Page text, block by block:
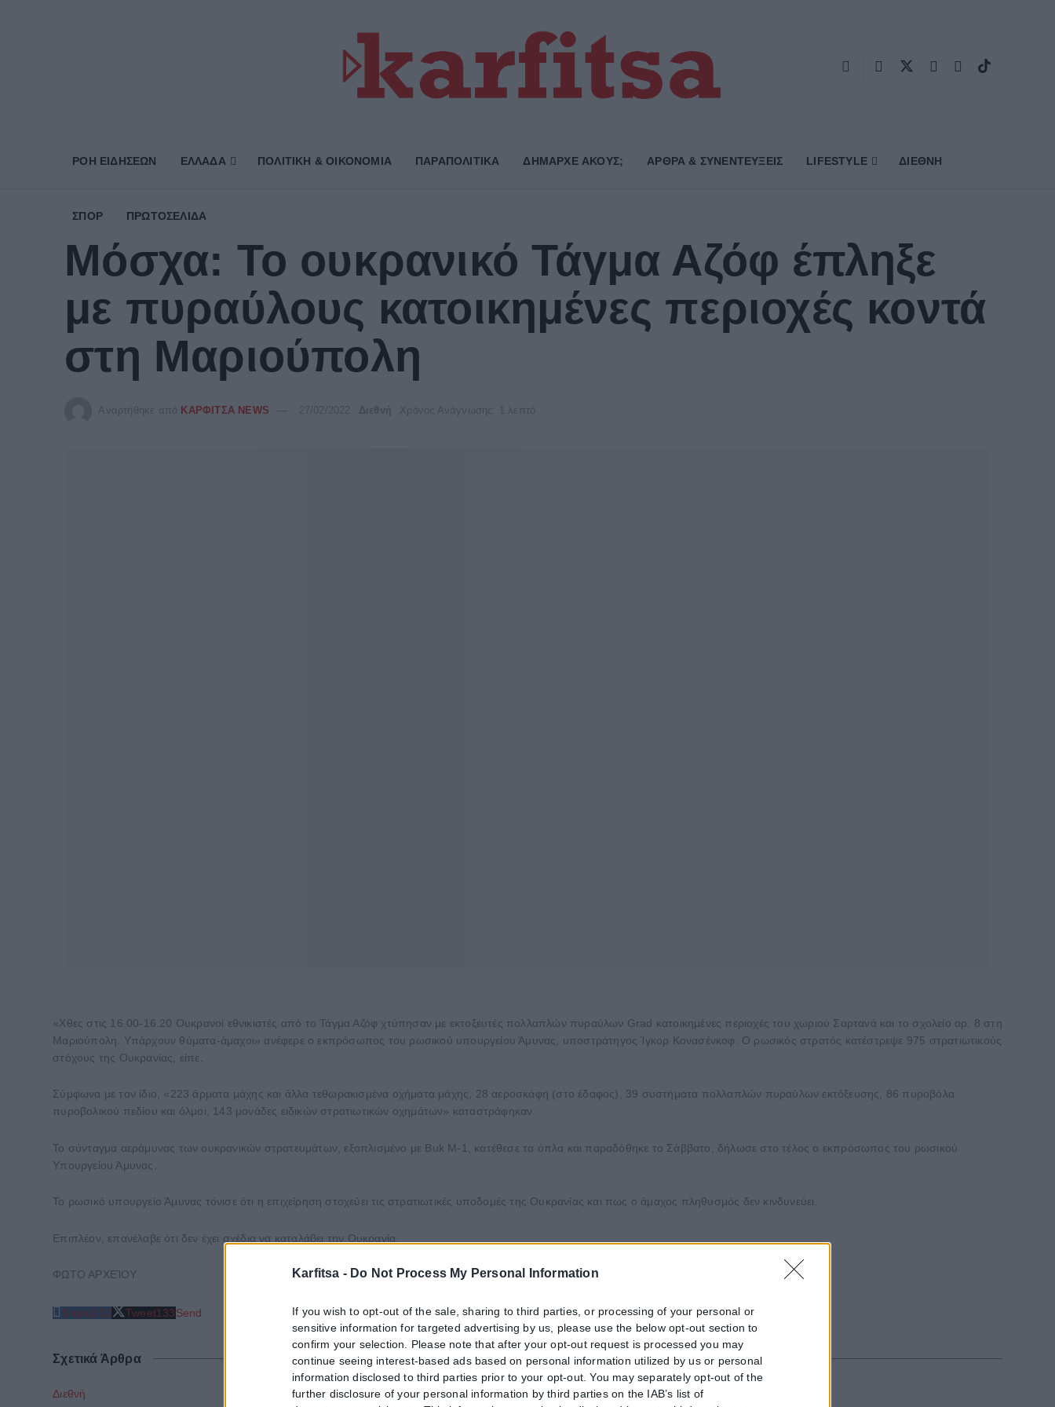
Karfitsa - Do Not Process My Personal Information
If you wish to opt-out of the sale, sharing to third parties, or processing of your personal or
sensitive information for targeted advertising by us, please use the below opt-out section to
confirm your selection. Please note that after your opt-out request is processed you may
continue seeing interest-based ads based on personal information utilized by us or personal
information disclosed to third parties prior to your opt-out. You may separately opt-out of the
further disclosure of your personal information by third parties on the IAB’s list of
ΡΟΗ ΕΙΔΗΣΕΩΝ ΕΛΛΑΔΑ ΠΟΛΙΤΙΚΗ & ΟΙΚΟΝΟΜΙΑ ΠΑΡΑΠΟΛΙΤΙΚΑ ΔΗΜΑΡΧE ΑΚΟΥΣ; ΑΡΘΡΑ & ΣΥΝΕΝΤΕΥΞΕΙΣ LIFESTYLE ΔΙΕΘΝΗ
ΣΠΟΡ ΠΡΩΤΟΣΈΛΙΔΑ
Μόσχα: Το ουκρανικό Τάγμα Αζόφ έπληξε
με πυραύλους κατοικημένες περιοχές κοντά
στη Μαριούπολη
Αναρτήθηκε από ΚΑΡΦΙΤΣΑ NEWS 27/02/2022 Διεθνή Χρόνος Ανάγνωσης: 1 λεπτό
«Χθες στις 16.00-16.20 Ουκρανοί εθνικιστές από το Τάγμα Αζόφ χτύπησαν με εκτοξευτές πολλαπλών πυραύλων Grad κατοικημένες περιοχές του χωριού Σαρτανά και το σχολείο αρ. 8 στη
Μαριούπολη. Υπάρχουν θύματα-άμαχοι» ανέφερε ο εκπρόσωπος του ρωσικού υπουργείου Άμυνας, υποστράτηγος Ίγκορ Κονασένκοφ. Ο ρωσικός στρατός κατέστρεψε 975 στρατιωτικούς
στόχους της Ουκρανίας, είπε.
Σύμφωνα με τον ίδιο, «223 άρματα μάχης και άλλα τεθωρακισμένα οχήματα μάχης, 28 αεροσκάφη (στο έδαφος), 39 συστήματα πολλαπλών πυραύλων εκτόξευσης, 86 πυροβόλα
πυροβολικού πεδίου και όλμοι, 143 μονάδες ειδικών στρατιωτικών οχημάτων» καταστράφηκαν.
Το σύνταγμα αεράμυνας των ουκρανικών στρατευμάτων, εξοπλισμένο με Buk M-1, κατέθεσε τα όπλα και παραδόθηκε το Σάββατο, δήλωσε στο τέλος ο εκπρόσωπος του ρωσικού
Υπουργείου Άμυνας.
Το ρωσικό υπουργείο Άμυνας τόνισε ότι η επιχείρηση στοχεύει τις στρατιωτικές υποδομές της Ουκρανίας και πως ο άμαχος πληθυσμός δεν κινδυνεύει.
Επιπλέον, επανέλαβε ότι δεν έχει σχέδια να καταλάβει την Ουκρανία.
ΦΩΤΟ ΑΡΧΕΊΟΥ
Share212 Tweet133Send
Σχετικά Άρθρα
Διεθνή